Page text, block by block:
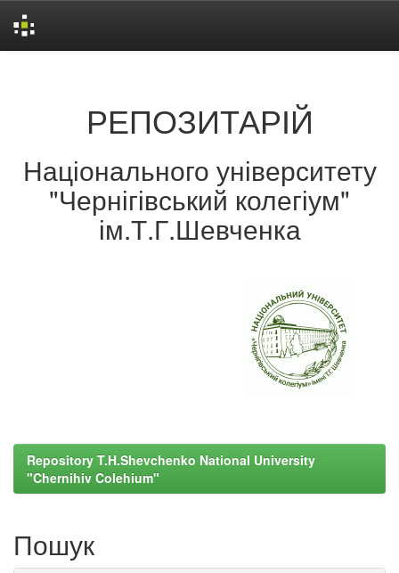
РЕПОЗИТАРІЙ
Національного університету
"Чернігівський колегіум"
ім.Т.Г.Шевченка
Repository T.H.Shevchenko National University
"Chernihiv Colehium"
Пошук